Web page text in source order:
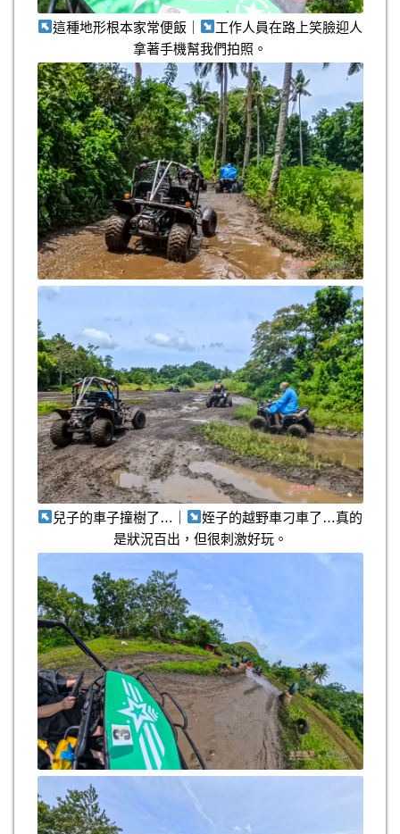
這種地形根本家常便飯｜
工作人員在路上笑臉迎人
拿著手機幫我們拍照。
兒子的車子撞樹了…｜
姪子的越野車刁車了…真的
是狀況百出，但很刺激好玩。